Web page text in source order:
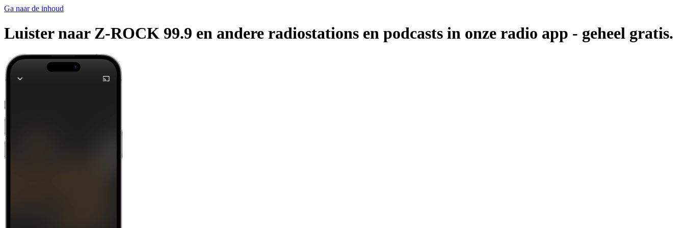
Ga naar de inhoud
Luister naar Z-ROCK 99.9 en andere radiostations en podcasts in onze radio app - geheel gratis.